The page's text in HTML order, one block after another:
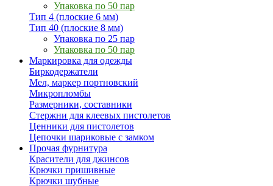
Упаковка по 50 пар
Тип 4 (плоские 6 мм)
Тип 40 (плоские 8 мм)
Упаковка по 25 пар
Упаковка по 50 пар
Маркировка для одежды
Биркодержатели
Мел, маркер портновский
Микропломбы
Размерники, составники
Стержни для клеевых пистолетов
Ценники для пистолетов
Цепочки шариковые с замком
Прочая фурнитура
Красители для джинсов
Крючки пришивные
Крючки шубные